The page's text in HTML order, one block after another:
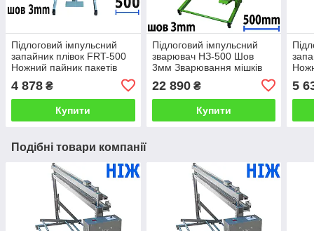
Підлоговий імпульсний
запайник плівок FRT-500
Ножний пайник пакетів
Шов 3 мм Запайник плівки
від педалі HUALIAN
4 878 ₴
Купити
Підлоговий імпульсний
зварювач НЗ-500 Шов
3мм Зварювання мішків
20-25 кг Ножний зварювач
для пакетів ABC Tech
22 890₴
Купити
від
5
Подібні товари компанії